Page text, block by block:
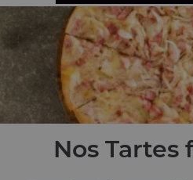
Nos Tartes